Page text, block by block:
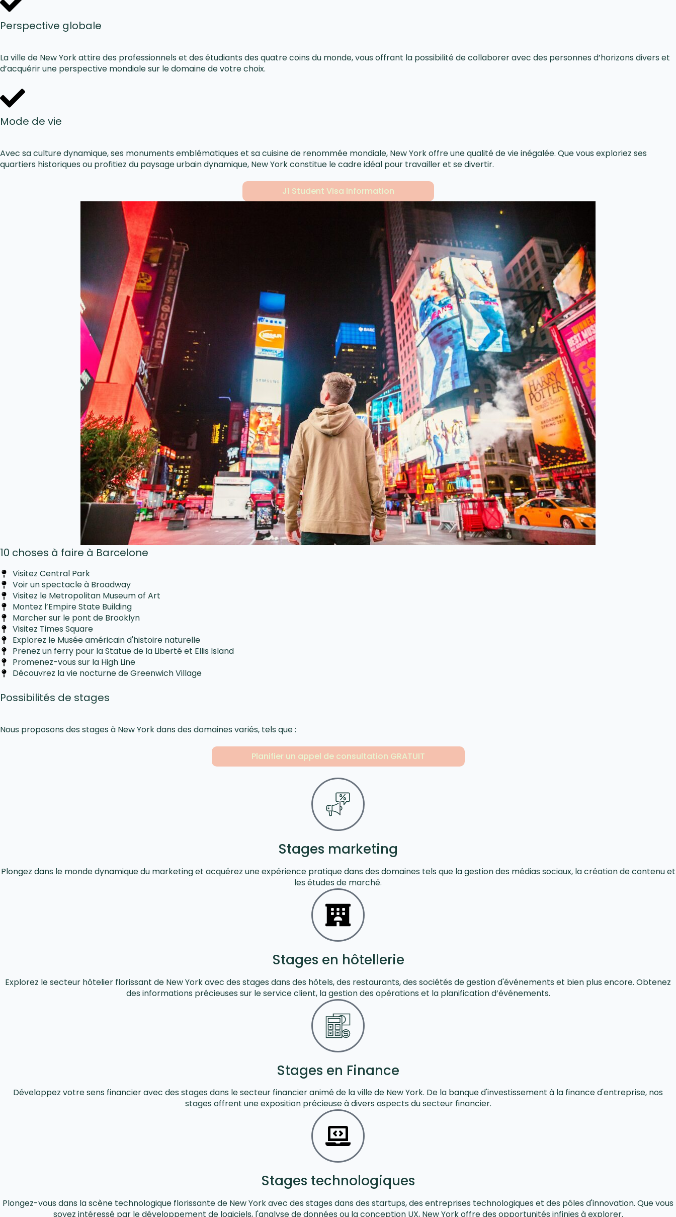
Perspective globale
La ville de New York attire des professionnels et des étudiants des quatre coins du monde, vous offrant la possibilité de collaborer avec des personnes d’horizons divers et
d’acquérir une perspective mondiale sur le domaine de votre choix.
Mode de vie
Avec sa culture dynamique, ses monuments emblématiques et sa cuisine de renommée mondiale, New York offre une qualité de vie inégalée. Que vous exploriez ses
quartiers historiques ou profitiez du paysage urbain dynamique, New York constitue le cadre idéal pour travailler et se divertir.
J1 Student Visa Information
10 choses à faire à Barcelone
Visitez Central Park
Voir un spectacle à Broadway
Visitez le Metropolitan Museum of Art
Montez l’Empire State Building
Marcher sur le pont de Brooklyn
Visitez Times Square
Explorez le Musée américain d'histoire naturelle
Prenez un ferry pour la Statue de la Liberté et Ellis Island
Promenez-vous sur la High Line
Découvrez la vie nocturne de Greenwich Village
Possibilités de stages
Nous proposons des stages à New York dans des domaines variés, tels que :
Planifier un appel de consultation GRATUIT
Stages marketing
Plongez dans le monde dynamique du marketing et acquérez une expérience pratique dans des domaines tels que la gestion des médias sociaux, la création de contenu et
les études de marché.
Stages en hôtellerie
Explorez le secteur hôtelier florissant de New York avec des stages dans des hôtels, des restaurants, des sociétés de gestion d'événements et bien plus encore. Obtenez
des informations précieuses sur le service client, la gestion des opérations et la planification d’événements.
Stages en Finance
Développez votre sens financier avec des stages dans le secteur financier animé de la ville de New York. De la banque d'investissement à la finance d'entreprise, nos
stages offrent une exposition précieuse à divers aspects du secteur financier.
Stages technologiques
Plongez-vous dans la scène technologique florissante de New York avec des stages dans des startups, des entreprises technologiques et des pôles d'innovation. Que vous
soyez intéressé par le développement de logiciels, l'analyse de données ou la conception UX, New York offre des opportunités infinies à explorer.